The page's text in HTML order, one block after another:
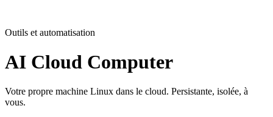
Outils et automatisation
AI Cloud Computer
Votre propre machine Linux dans le cloud. Persistante, isolée, à
vous.